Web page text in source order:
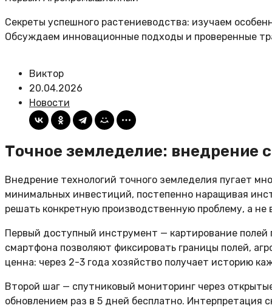
Секреты успешного растениеводства: изучаем
Обсуждаем инновационные подходы и проверенные
Виктор
20.04.2026
Новости
Точное земледелие: внедрение
Внедрение технологий точного земледелия пугает
минимальных инвестиций, постепенно наращивая
решать конкретную производственную проблему, а
Первый доступный инструмент — картирование полей
смартфона позволяют фиксировать границы полей,
ценна: через 2-3 года хозяйство получает историю
Второй шаг — спутниковый мониторинг через
обновлением раз в 5 дней бесплатно. Интерпретация